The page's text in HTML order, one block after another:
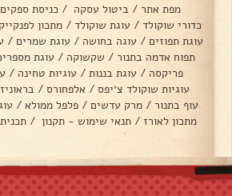
מפת אתר / ביטול עסקה / כניסת ספקים
כדורי שוקולד / עוגת שוקולד / מתכון לפנקייק
עוגת תפוזים / עוגה בחושה / עוגת שמרים /
תפוח אדמה בתנור / שקשוקה / עוגת
פריקסה / עוגת בננות / עוגיות טחינה /
עוגיות שוקולד צ׳יפס / אלפחורס / בראוניז
עוף בתנור / מרק עדשים / פלפל ממולא /
מתכון לאורז / תנאי שימוש - תקנון /